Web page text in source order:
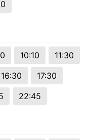
10:10
11:30
16:30
17:30
22:45